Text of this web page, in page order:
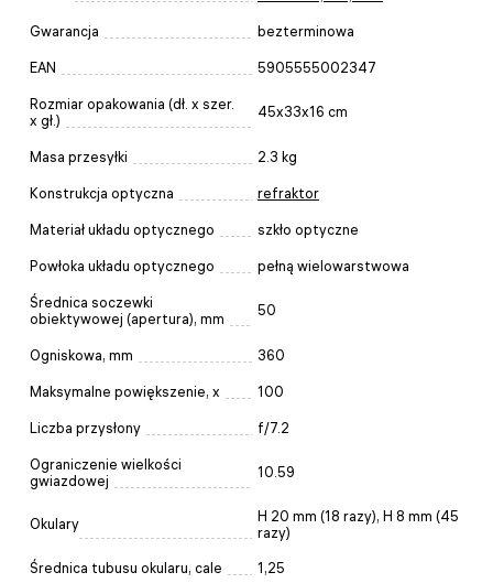
Gwarancja bezterminowa
EAN 5905555002347
Rozmiar opakowania (dł. x szer.
x gł.)
45x33x16 cm
Masa przesyłki 2.3 kg
Konstrukcja optyczna refraktor
Materiał układu optycznego szkło optyczne
Powłoka układu optycznego pełną wielowarstwowa
Średnica soczewki
obiektywowej (apertura), mm
50
Ogniskowa, mm 360
Maksymalne powiększenie, x 100
Liczba przysłony f/7.2
Ograniczenie wielkości
gwiazdowej
10.59
Okulary
H 20 mm (18 razy), H 8 mm (45
razy)
Średnica tubusu okularu, cale 1,25